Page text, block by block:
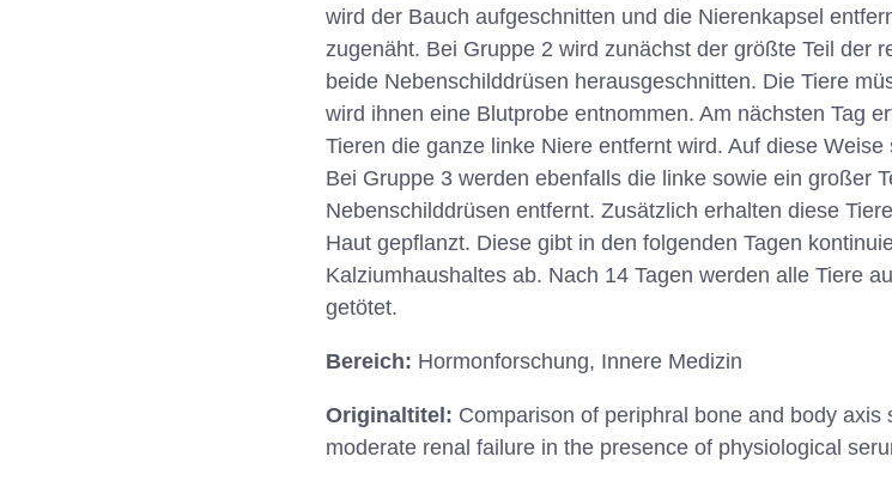
wird der Bauch aufgeschnitten und die Nierenkapsel
zugenäht. Bei Gruppe 2 wird zunächst der größte Teil der
beide Nebenschilddrüsen herausgeschnitten. Die Tiere
wird ihnen eine Blutprobe entnommen. Am nächsten Tag
Tieren die ganze linke Niere entfernt wird. Auf diese
Bei Gruppe 3 werden ebenfalls die linke sowie ein großer
Nebenschilddrüsen entfernt. Zusätzlich erhalten diese
Haut gepflanzt. Diese gibt in den folgenden Tagen
Kalziumhaushaltes ab. Nach 14 Tagen werden alle Tiere
getötet.
Bereich: Hormonforschung, Innere Medizin
Originaltitel: Comparison of periphral bone and body
moderate renal failure in the presence of physiological